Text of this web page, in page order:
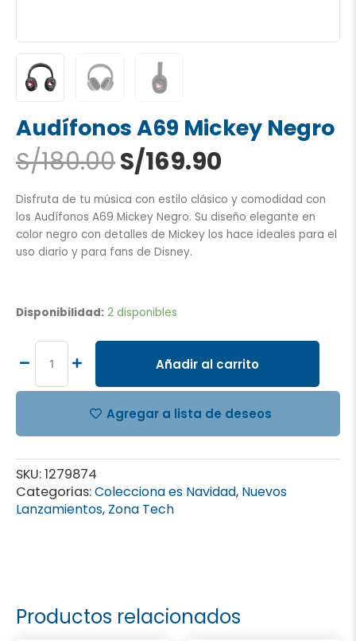
Audífonos A69 Mickey Negro
S/180.00El
precio
original
era:
S/180.00.
S/169.90
actual
es:
S/169.90.
Disfruta de tu música con estilo clásico y comodidad con
los Audífonos A69 Mickey Negro. Su diseño elegante en
color negro con detalles de Mickey los hace ideales para el
uso diario y para fans de Disney.
Disponibilidad: 2 disponibles
A69
Negro
cantidad
Añadir al carrito
Agregar a lista de deseos
SKU:1279874
Categorias:Colecciona es Navidad, Nuevos
Lanzamientos, Zona Tech
Productos relacionados